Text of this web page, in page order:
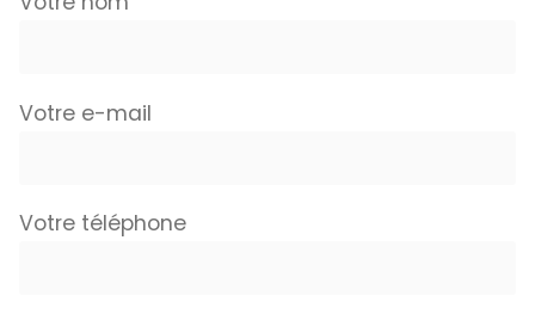
Votre e-mail
Votre téléphone